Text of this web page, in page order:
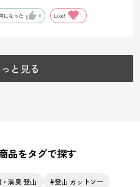
になった 0 Like! 1
と見る
品をタグで探す
消臭 登山
登山 カットソー